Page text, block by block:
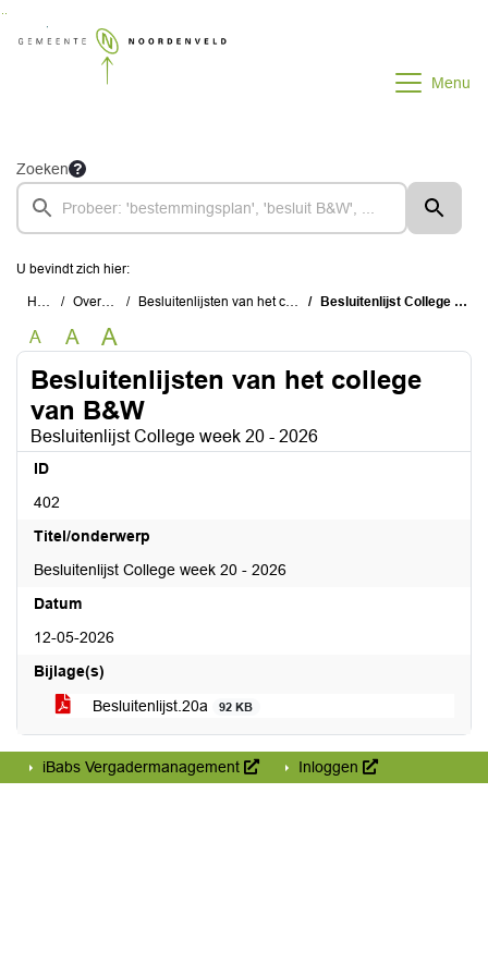
Ga naar de inhoud van deze pagina
Ga naar het zoeken
Ga naar het menu
Menu
Zoeken
U bevindt zich hier:
Home Overzichten Besluitenlijsten van het college van B&W Besluitenlijst College week 20 - 2026
A A A
Besluitenlijsten van het college
van B&W
Besluitenlijst College week 20 - 2026
ID
402
Titel/onderwerp
Besluitenlijst College week 20 - 2026
Datum
12-05-2026
Bijlage(s)
Besluitenlijst.20a
92 KB
iBabs Vergadermanagement Inloggen